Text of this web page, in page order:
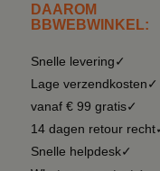
DAAROM
BBWEBWINKEL:
Snelle levering✓
Lage verzendkosten✓
vanaf € 99 gratis✓
14 dagen retour
Snelle helpdesk✓